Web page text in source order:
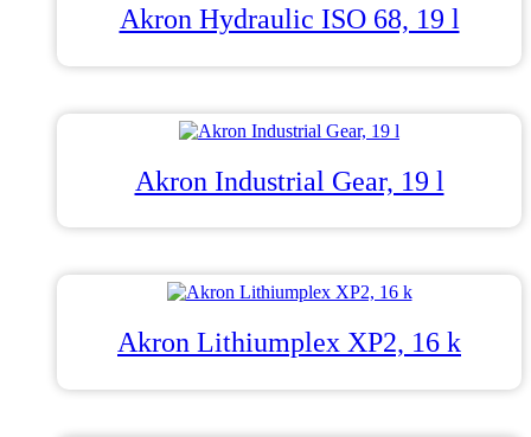
Akron Hydraulic ISO 68, 19 l
Akron Industrial Gear, 19 l
Akron Lithiumplex XP2, 16 k